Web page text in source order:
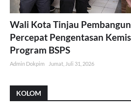
Wali Kota Tinjau
Percepat Pengentasan
Program BSPS
Admin Dokpim Jumat, Juli 31, 2026
KOLOM